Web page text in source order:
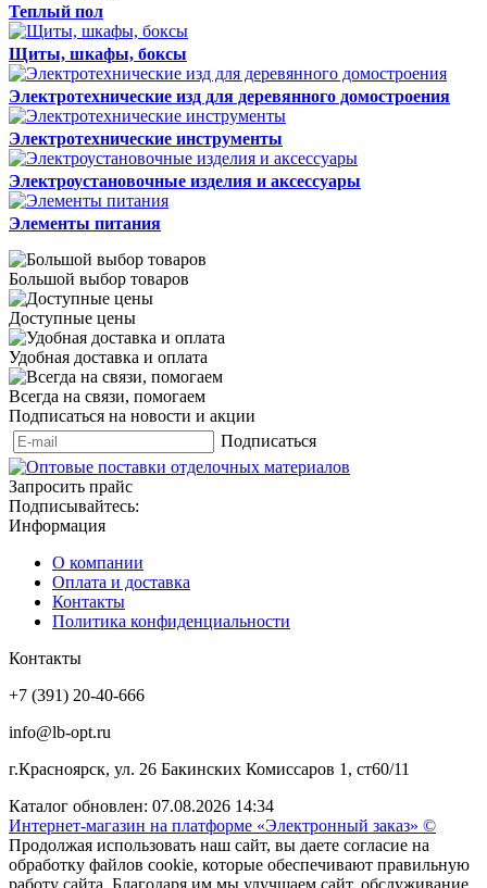
Теплый пол
Щиты, шкафы, боксы
Электротехнические изд для деревянного домостроения
Электротехнические инструменты
Электроустановочные изделия и аксессуары
Элементы питания
Большой выбор товаров
Доступные цены
Удобная доставка и оплата
Всегда на связи, помогаем
Подписаться на новости и акции
Подписаться
Запросить прайс
Подписывайтесь:
Информация
О компании
Оплата и доставка
Контакты
Политика конфиденциальности
Контакты
+7 (391) 20-40-666
info@lb-opt.ru
г.Красноярск, ул. 26 Бакинских Комиссаров 1, ст60/11
Каталог обновлен: 07.08.2026 14:34
Интернет-магазин на платформе «Электронный заказ» ©
Продолжая использовать наш сайт, вы даете согласие на
обработку файлов cookie, которые обеспечивают правильную
работу сайта. Благодаря им мы улучшаем сайт, обслуживание